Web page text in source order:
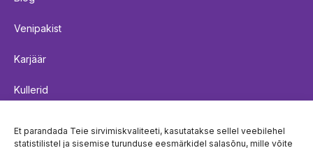
Et parandada Teie sirvimiskvaliteeti, kasutatakse sellel veebilehel
statistilistel ja sisemise turunduse eesmärkidel salasõnu, mille võite
Venipakist
Karjäär
Kullerid